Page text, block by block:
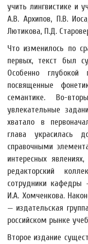
учить лингвистике и
А.В. Архипов, П.В.
Лютикова, П.Д.
Что изменилось по
первых, текст был
Особенно глубокой
посвященные
семантике. Во-
увлекательные
хватало в
глава украсилась
справочными
интересных
редакторский
сотрудники
И.А. Хомченкова.
— издательская
российском рынке
Второе издание